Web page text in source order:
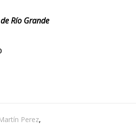
Río Grande
Perez,